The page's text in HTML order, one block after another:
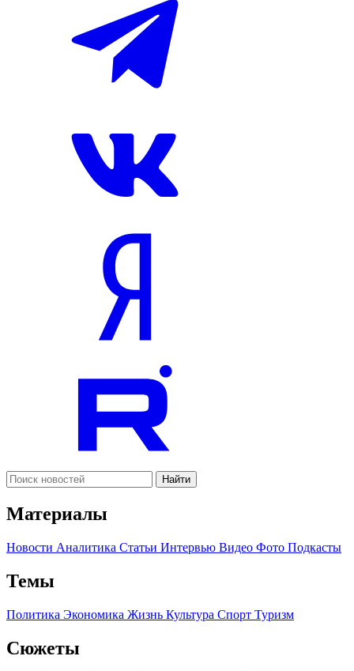
Найти
Материалы
Новости Аналитика Статьи Интервью Видео Фото Подкасты
Темы
Политика Экономика Жизнь Культура Спорт Туризм
Сюжеты